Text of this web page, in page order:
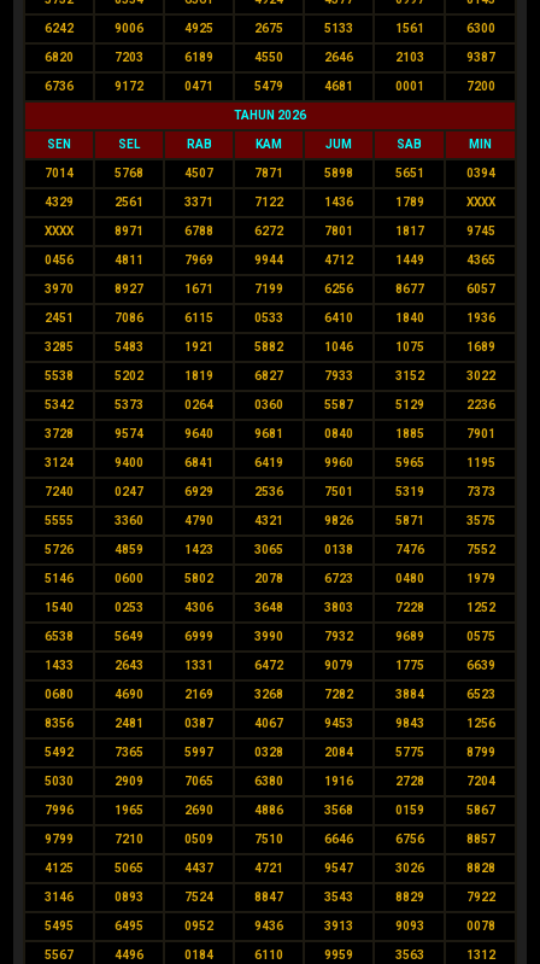
6242 9006 4925 2675 5133 1561 6300
6820 7203 6189 4550 2646 2103 9387
6736 9172 0471 5479 4681 0001 7200
TAHUN 2026
SEN SEL RAB KAM JUM SAB MIN
7014 5768 4507 7871 5898 5651 0394
4329 2561 3371 7122 1436 1789 XXXX
XXXX 8971 6788 6272 7801 1817 9745
0456 4811 7969 9944 4712 1449 4365
3970 8927 1671 7199 6256 8677 6057
2451 7086 6115 0533 6410 1840 1936
3285 5483 1921 5882 1046 1075 1689
5538 5202 1819 6827 7933 3152 3022
5342 5373 0264 0360 5587 5129 2236
3728 9574 9640 9681 0840 1885 7901
3124 9400 6841 6419 9960 5965 1195
7240 0247 6929 2536 7501 5319 7373
5555 3360 4790 4321 9826 5871 3575
5726 4859 1423 3065 0138 7476 7552
5146 0600 5802 2078 6723 0480 1979
1540 0253 4306 3648 3803 7228 1252
6538 5649 6999 3990 7932 9689 0575
1433 2643 1331 6472 9079 1775 6639
0680 4690 2169 3268 7282 3884 6523
8356 2481 0387 4067 9453 9843 1256
5492 7365 5997 0328 2084 5775 8799
5030 2909 7065 6380 1916 2728 7204
7996 1965 2690 4886 3568 0159 5867
9799 7210 0509 7510 6646 6756 8857
4125 5065 4437 4721 9547 3026 8828
3146 0893 7524 8847 3543 8829 7922
5495 6495 0952 9436 3913 9093 0078
5567 4496 0184 6110 9959 3563 1312